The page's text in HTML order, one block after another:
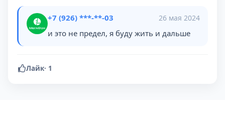
+7 (926) ***-**-03 26 мая 2024
и это не предел, я буду жить и дальше
Лайк· 1